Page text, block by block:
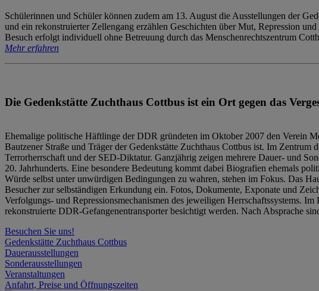
Schülerinnen und Schüler können zudem am 13. August die Ausstellungen der
und ein rekonstruierter Zellengang erzählen Geschichten über Mut, Repression
Besuch erfolgt individuell ohne Betreuung durch das Menschenrechtszentrum
Mehr erfahren
Die Gedenkstätte Zuchthaus Cottbus ist ein Ort gegen das
Ehemalige politische Häftlinge der DDR gründeten im Oktober 2007 den Verein
Bautzener Straße und Träger der Gedenkstätte Zuchthaus Cottbus ist. Im
Terrorherrschaft und der SED-Diktatur. Ganzjährig zeigen mehrere Dauer- und
20. Jahrhunderts. Eine besondere Bedeutung kommt dabei Biografien ehemals
Würde selbst unter unwürdigen Bedingungen zu wahren, stehen im Fokus. Das
Besucher zur selbständigen Erkundung ein. Fotos, Dokumente, Exponate und
Verfolgungs- und Repressionsmechanismen des jeweiligen Herrschaftssystems.
rekonstruierte DDR-Gefangenentransporter besichtigt werden. Nach Absprache
Besuchen Sie uns!
Gedenkstätte Zuchthaus Cottbus
Dauerausstellungen
Sonderausstellungen
Veranstaltungen
Anfahrt, Preise und Öffnungszeiten